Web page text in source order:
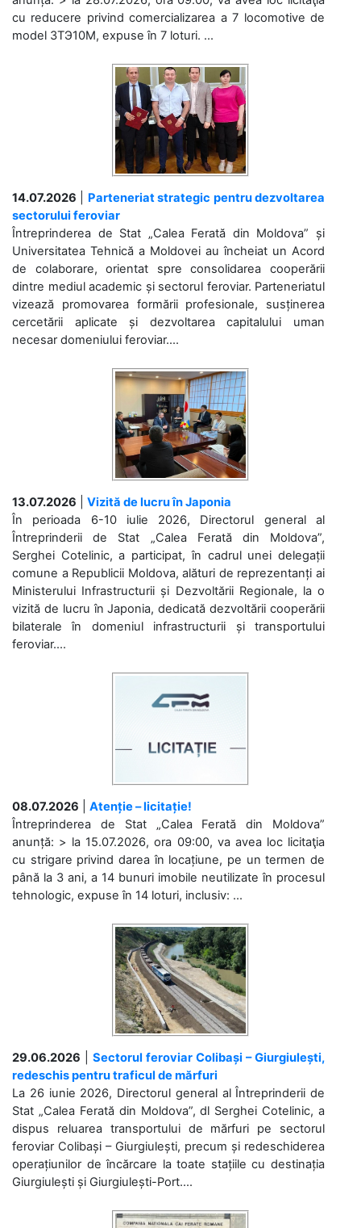
cu reducere privind comercializarea a 7 locomotive de
model 3ТЭ10М, expuse în 7 loturi. ...
14.07.2026
Parteneriat strategic pentru dezvoltarea
sectorului feroviar
Întreprinderea de Stat „Calea Ferată din Moldova” și
Universitatea Tehnică a Moldovei au încheiat un Acord
de colaborare, orientat spre consolidarea cooperării
dintre mediul academic și sectorul feroviar. Parteneriatul
vizează promovarea formării profesionale, susținerea
cercetării aplicate și dezvoltarea capitalului uman
necesar domeniului feroviar....
13.07.2026
Vizită de lucru în Japonia
În perioada 6-10 iulie 2026, Directorul general al
Întreprinderii de Stat „Calea Ferată din Moldova”,
Serghei Cotelinic, a participat, în cadrul unei delegații
comune a Republicii Moldova, alături de reprezentanți ai
Ministerului Infrastructurii și Dezvoltării Regionale, la o
vizită de lucru în Japonia, dedicată dezvoltării cooperării
bilaterale în domeniul infrastructurii și transportului
feroviar....
08.07.2026
Atenție – licitație!
Întreprinderea de Stat „Calea Ferată din Moldova”
anunță: > la 15.07.2026, ora 09:00, va avea loc licitaţia
cu strigare privind darea în locațiune, pe un termen de
până la 3 ani, a 14 bunuri imobile neutilizate în procesul
tehnologic, expuse în 14 loturi, inclusiv: ...
29.06.2026
Sectorul feroviar Colibași – Giurgiulești,
redeschis pentru traficul de mărfuri
La 26 iunie 2026, Directorul general al Întreprinderii de
Stat „Calea Ferată din Moldova”, dl Serghei Cotelinic, a
dispus reluarea transportului de mărfuri pe sectorul
feroviar Colibași – Giurgiulești, precum și redeschiderea
operațiunilor de încărcare la toate stațiile cu destinația
Giurgiulești și Giurgiulești-Port....